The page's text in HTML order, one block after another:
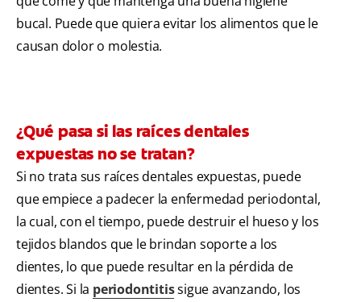
bucal. Puede que quiera evitar los alimentos que le
causan dolor o molestia.
¿Qué pasa si las raíces dentales
expuestas no se tratan?
Si no trata sus raíces dentales expuestas, puede
que empiece a padecer la enfermedad periodontal,
la cual, con el tiempo, puede destruir el hueso y los
tejidos blandos que le brindan soporte a los
dientes, lo que puede resultar en la pérdida de
dientes. Si la periodontitissigue avanzando, los